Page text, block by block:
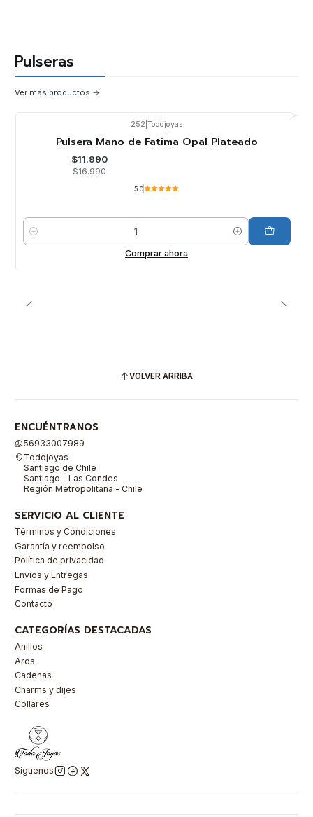
Pulseras
Ver más productos
252 Todojoyas
Pulsera Mano de Fatima Opal Plateado
$11.990
$16.990
5.0
Cantidad
Comprar ahora
VOLVER ARRIBA
ENCUÉNTRANOS
56933007989
Todojoyas
Santiago de Chile
Santiago - Las Condes
Región Metropolitana - Chile
SERVICIO AL CLIENTE
Términos y Condiciones
Garantía y reembolso
Política de privacidad
Envíos y Entregas
Formas de Pago
Contacto
CATEGORÍAS DESTACADAS
Anillos
Aros
Cadenas
Charms y dijes
Collares
Síguenos